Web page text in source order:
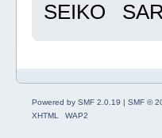
SEIKO
Powered by SMF 2.0.19 | SMF ©
XHTML
WAP2